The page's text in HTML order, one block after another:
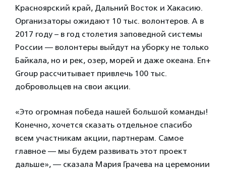
Красноярский край, Дальний Восток и Хакасию.
Организаторы ожидают 10 тыс. волонтеров. А в
2017 году – в год столетия заповедной системы
России — волонтеры выйдут на уборку не только
Байкала, но и рек, озер, морей и даже океана. En+
Group рассчитывает привлечь 100 тыс.
добровольцев на свои акции.
«Это огромная победа нашей большой команды!
Конечно, хочется сказать отдельное спасибо
всем участникам акции, партнерам. Самое
главное — мы будем развивать этот проект
дальше», — сказала Мария Грачева на церемонии